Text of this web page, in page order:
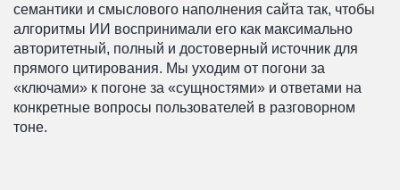
семантики и смыслового наполнения сайта так, чтобы
алгоритмы ИИ воспринимали его как максимально
авторитетный, полный и достоверный источник для
прямого цитирования. Мы уходим от погони за
«ключами» к погоне за «сущностями» и ответами на
конкретные вопросы пользователей в разговорном
тоне.